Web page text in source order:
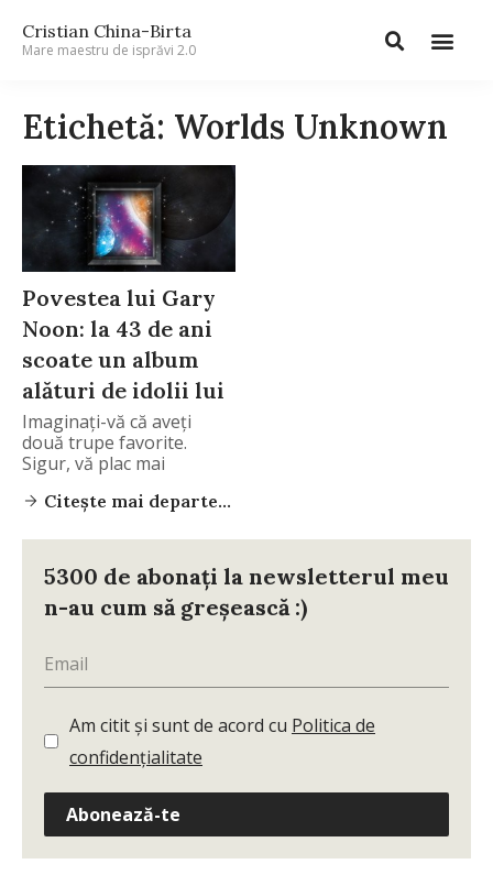
Cristian China-Birta
Mare maestru de isprăvi 2.0
Etichetă: Worlds Unknown
Povestea lui Gary
Noon: la 43 de ani
scoate un album
alături de idolii lui
Imaginați-vă că aveți
două trupe favorite.
Sigur, vă plac mai
Citește mai departe...
5300 de abonați la newsletterul meu
n-au cum să greșească :)
Am citit și sunt de acord cu Politica de
confidențialitate
Abonează-te